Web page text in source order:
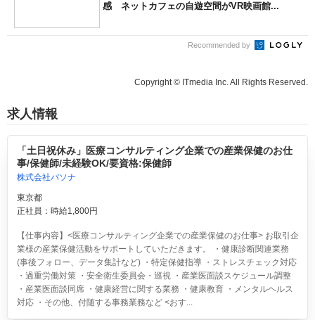
感 ネットカフェの自遊空間がVR映画館...
Recommended by
Copyright © ITmedia Inc. All Rights Reserved.
求人情報
「土日祝休み」医療コンサルティング企業での産業保健のお仕
事/保健師/未経験OK/要資格:保健師
株式会社パソナ
東京都
正社員：時給1,800円
【仕事内容】<医療コンサルティング企業での産業保健のお仕事> お取引企
業様の産業保健活動をサポートしていただきます。 ・健康診断関連業務
(事後フォロー、データ集計など) ・特定保健指導 ・ストレスチェック対応
・過重労働対策 ・安全衛生委員会・巡視 ・産業医面談スケジュール調整
・産業医面談同席 ・健康経営に関する業務 ・健康教育 ・メンタルヘルス
対応 ・その他、付随する事務業務など <おす...